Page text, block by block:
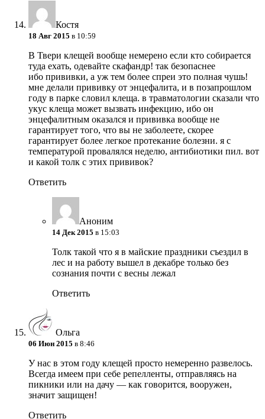
Костя
18 Авг 2015 в 10:59
В Твери клещей вообще немерено если кто собирается
туда ехать, одевайте скафандр! так безопаснее
ибо прививки, а уж тем более спреи это полная чушь!
мне делали прививку от энцефалита, и в позапрошлом
году в парке словил клеща. в травматологии сказали что
укус клеща может вызвать инфекцию, ибо он
энцефалитным оказался и прививка вообще не
гарантирует того, что вы не заболеете, скорее
гарантирует более легкое протекание болезни. я с
температурой провалялся неделю, антибиотики пил. вот
и какой толк с этих прививок?
Ответить
Аноним
14 Дек 2015 в 15:03
Толк такой что я в майские праздники съездил в
лес и на работу вышел в декабре только без
сознания почти с весны лежал
Ответить
Ольга
06 Июн 2015 в 8:46
У нас в этом году клещей просто немеренно развелось.
Всегда имеем при себе репелленты, отправляясь на
пикники или на дачу — как говорится, вооружен,
значит защищен!
Ответить